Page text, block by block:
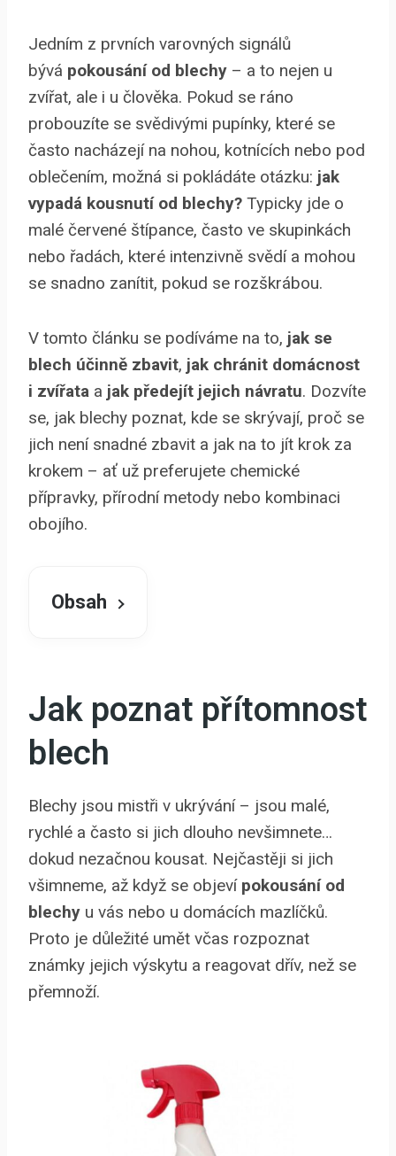
Jedním z prvních varovných signálů
bývá pokousání od blechy – a to nejen u
zvířat, ale i u člověka. Pokud se ráno
probouzíte se svědivými pupínky, které se
často nacházejí na nohou, kotnících nebo pod
oblečením, možná si pokládáte otázku: jak
vypadá kousnutí od blechy? Typicky jde o
malé červené štípance, často ve skupinkách
nebo řadách, které intenzivně svědí a mohou
se snadno zanítit, pokud se rozškrábou.
V tomto článku se podíváme na to, jak se
blech účinně zbavit, jak chránit domácnost
i zvířata a jak předejít jejich návratu. Dozvíte
se, jak blechy poznat, kde se skrývají, proč se
jich není snadné zbavit a jak na to jít krok za
krokem – ať už preferujete chemické
přípravky, přírodní metody nebo kombinaci
obojího.
Obsah
Jak poznat přítomnost
blech
Blechy jsou mistři v ukrývání – jsou malé,
rychlé a často si jich dlouho nevšimnete…
dokud nezačnou kousat. Nejčastěji si jich
všimneme, až když se objeví pokousání od
blechy u vás nebo u domácích mazlíčků.
Proto je důležité umět včas rozpoznat
známky jejich výskytu a reagovat dřív, než se
přemnoží.